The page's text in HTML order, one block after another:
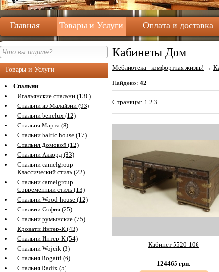
Главная Товары и Услуги Оплата и доставка
Товары и Услуги
Спальни
Итальянские спальни (130)
Спальни из Малайзии (93)
Спальни benelux (12)
Спальня Марта (8)
Спальни baltic house (17)
Спальня Домовой (12)
Спальни Аккорд (83)
Спальни camelgroup
Классический стиль (22)
Спальни camelgroup
Современный стиль (13)
Спальни Wood-house (12)
Спальни София (25)
Спальни румынские (75)
Кровати Интер-К (43)
Спальни Интер-К (54)
Спальни Wojcik (3)
Спальня Bogatti (6)
Спальня Radix (5)
Кабинеты Дом
Меблиотека - комфортная жизнь! →
Найдено: 42
Страницы: 1 2 3
Кабинет 5520-106
124465 грн.